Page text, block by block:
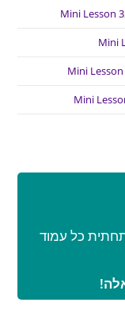
Mini Lesson
Mini
Mini
Mini
כל עמוד